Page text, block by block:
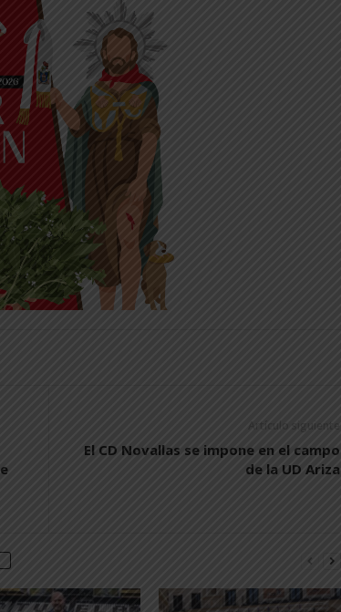
Artículo siguiente
El CD Novallas se impone en el campo
de la UD Ariza